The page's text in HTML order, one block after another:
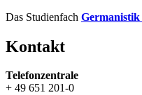
Das Studienfach Germanistik
Kontakt
Telefonzentrale
+ 49 651 201-0